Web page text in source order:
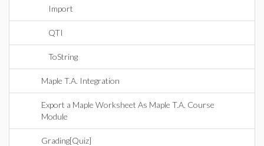
Import
QTI
ToString
Maple T.A. Integration
Export a Maple Worksheet As Maple T.A. Course
Module
Grading[Quiz]